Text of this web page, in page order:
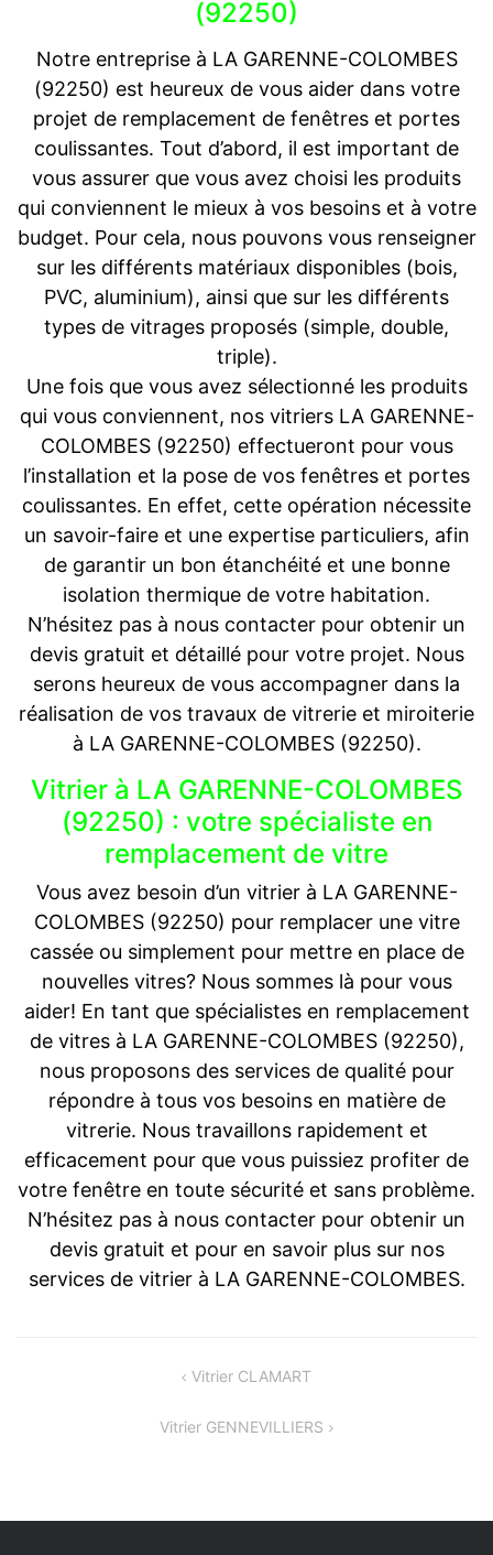
(92250)
Notre entreprise à LA GARENNE-COLOMBES
(92250) est heureux de vous aider dans votre
projet de remplacement de fenêtres et portes
coulissantes. Tout d’abord, il est important de
vous assurer que vous avez choisi les produits
qui conviennent le mieux à vos besoins et à votre
budget. Pour cela, nous pouvons vous renseigner
sur les différents matériaux disponibles (bois,
PVC, aluminium), ainsi que sur les différents
types de vitrages proposés (simple, double,
triple).
Une fois que vous avez sélectionné les produits
qui vous conviennent, nos vitriers LA GARENNE-
COLOMBES (92250) effectueront pour vous
l’installation et la pose de vos fenêtres et portes
coulissantes. En effet, cette opération nécessite
un savoir-faire et une expertise particuliers, afin
de garantir un bon étanchéité et une bonne
isolation thermique de votre habitation.
N’hésitez pas à nous contacter pour obtenir un
devis gratuit et détaillé pour votre projet. Nous
serons heureux de vous accompagner dans la
réalisation de vos travaux de vitrerie et miroiterie
à LA GARENNE-COLOMBES (92250).
Vitrier à LA GARENNE-COLOMBES
(92250) : votre spécialiste en
remplacement de vitre
Vous avez besoin d’un vitrier à LA GARENNE-
COLOMBES (92250) pour remplacer une vitre
cassée ou simplement pour mettre en place de
nouvelles vitres? Nous sommes là pour vous
aider! En tant que spécialistes en remplacement
de vitres à LA GARENNE-COLOMBES (92250),
nous proposons des services de qualité pour
répondre à tous vos besoins en matière de
vitrerie. Nous travaillons rapidement et
efficacement pour que vous puissiez profiter de
votre fenêtre en toute sécurité et sans problème.
N’hésitez pas à nous contacter pour obtenir un
devis gratuit et pour en savoir plus sur nos
services de vitrier à LA GARENNE-COLOMBES.
Vitrier CLAMART
Vitrier GENNEVILLIERS